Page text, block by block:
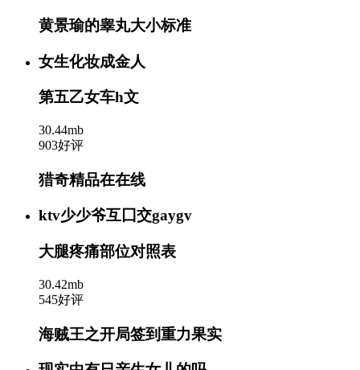
黄景瑜的睾丸大小标准
女生化妆成金人
第五乙女车h文
30.44mb
903好评
猎奇精品在在线
ktv少少爷互囗交gaygv
大腿疼痛部位对照表
30.42mb
545好评
海贼王之开局签到重力果实